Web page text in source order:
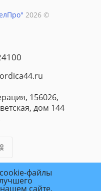
2026 ©
156026,
дом 144
файлы
сайте.